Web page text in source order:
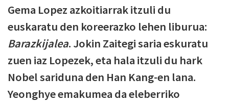
Gema Lopez azkoitiarrak itzuli du
euskaratu den koreerazko lehen liburua:
Barazkijalea. Jokin Zaitegi saria eskuratu
zuen iaz Lopezek, eta hala itzuli du hark
Nobel sariduna den Han Kang-en lana.
Yeonghye emakumea da eleberriko